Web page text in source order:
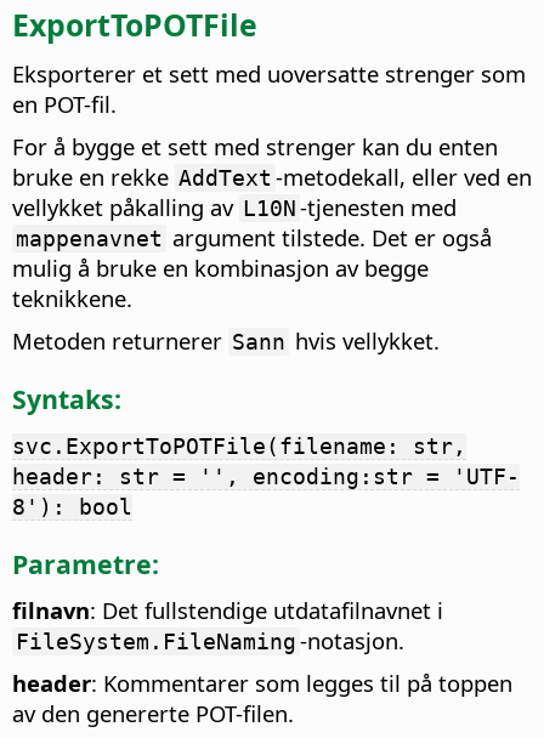
ExportToPOTFile
Eksporterer et sett med uoversatte strenger som
en POT-fil.
For å bygge et sett med strenger kan du enten
bruke en rekke AddText -metodekall, eller ved en
vellykket påkalling av L10N-tjenesten med
mappenavnet argument tilstede. Det er også
mulig å bruke en kombinasjon av begge
teknikkene.
Metoden returnerer Sann hvis vellykket.
Syntaks:
svc.ExportToPOTFile(filename: str,
header: str = '', encoding:str = 'UTF-
8'): bool
Parametre:
filnavn: Det fullstendige utdatafilnavnet i
FileSystem.FileNaming-notasjon.
header: Kommentarer som legges til på toppen
av den genererte POT-filen.